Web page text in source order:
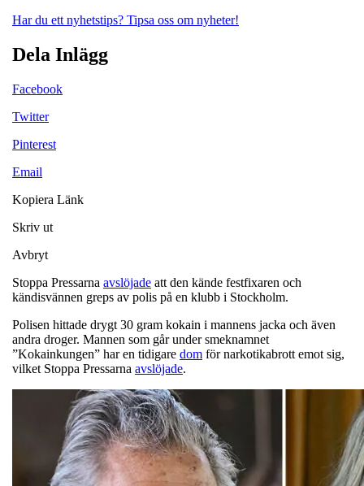
Har du ett nyhetstips? Tipsa oss om nyheter!
Dela Inlägg
Facebook
Twitter
Pinterest
Email
Kopiera Länk
Skriv ut
Avbryt
Stoppa Pressarna avslöjade att den kände festfixaren och
kändisvännen greps av polis på en klubb i Stockholm.
Polisen hittade drygt 30 gram kokain i mannens jacka och även
andra droger. Mannen som går under smeknamnet
”Kokainkungen” har en tidigare dom för narkotikabrott emot sig,
vilket Stoppa Pressarna avslöjade.